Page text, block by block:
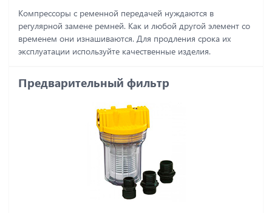
Компрессоры с ременной передачей нуждаются в
регулярной замене ремней. Как и любой другой элемент со
временем они изнашиваются. Для продления срока их
эксплуатации используйте качественные изделия.
Предварительный фильтр